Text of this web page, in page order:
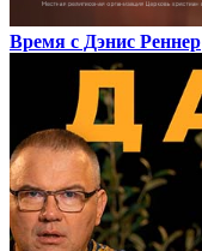
Время с Дэнис Реннер